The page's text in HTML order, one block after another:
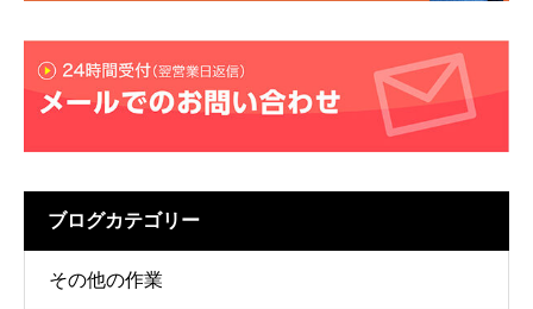
ブログカテゴリー
その他の作業